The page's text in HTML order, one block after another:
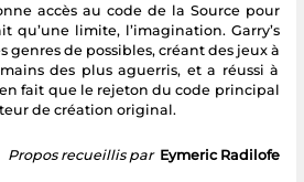
accès au code de la Source pour
qu’une limite, l’imagination. Garry’s
genres de possibles, créant des jeux à
des plus aguerris, et a réussi à
en fait que le rejeton du code principal
de création original.
Propos recueillis par Eymeric Radilofe